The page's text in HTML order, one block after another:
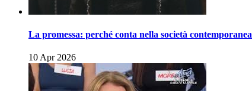
La promessa: perché conta nella società contemporanea
10 Apr 2026